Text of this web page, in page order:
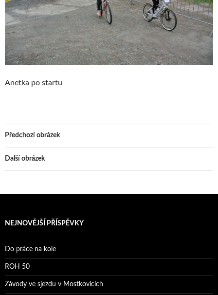
Anetka po startu
Předchozí obrázek
Další obrázek
NEJNOVĚJŠÍ PŘÍSPĚVKY
Do práce na kole
ROH 50
Závody ve sjezdu v Mostkovicích